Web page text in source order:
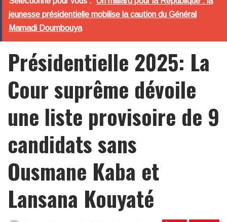
jeunesse présidentielle mobilise la caution du Général
Mamadi Doumbouya
Présidentielle 2025: La
Cour suprême dévoile
une liste provisoire de 9
candidats sans
Ousmane Kaba et
Lansana Kouyaté